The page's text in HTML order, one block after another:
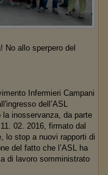
No allo sperpero del
Infermieri Campani
dell’ASL
inosservanza, da parte
02. 2016, firmato dal
lo stop a nuovi rapporti di
del fatto che l’ASL ha
di lavoro somministrato